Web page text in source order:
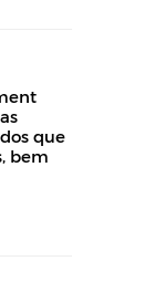
que
bem